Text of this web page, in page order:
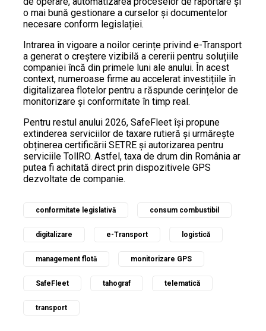
o mai bună gestionare a curselor și documentelor
necesare conform legislației.
Intrarea în vigoare a noilor cerințe privind e-Transport
a generat o creștere vizibilă a cererii pentru soluțiile
companiei încă din primele luni ale anului. În acest
context, numeroase firme au accelerat investițiile în
digitalizarea flotelor pentru a răspunde cerințelor de
monitorizare și conformitate în timp real.
Pentru restul anului 2026, SafeFleet își propune
extinderea serviciilor de taxare rutieră și urmărește
obținerea certificării SETRE și autorizarea pentru
serviciile TollRO. Astfel, taxa de drum din România ar
putea fi achitată direct prin dispozitivele GPS
dezvoltate de companie.
conformitate legislativă consum combustibil
digitalizare e-Transport logistică
management flotă monitorizare GPS
SafeFleet tahograf telematică
transport